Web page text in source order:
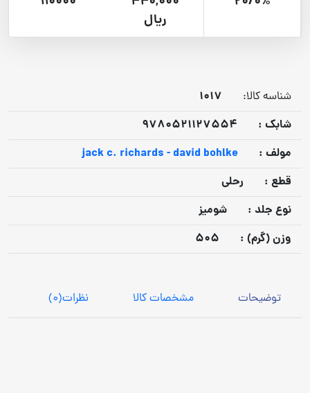
ریال
شناسه کالا:
1017
شابک :
9780521127554
مولف :
jack c. richards - david bohlke
قطع :
رحلی
نوع جلد :
شومیز
وزن (گرم) :
505
توضیحات مشخصات کالا نظرات(0)